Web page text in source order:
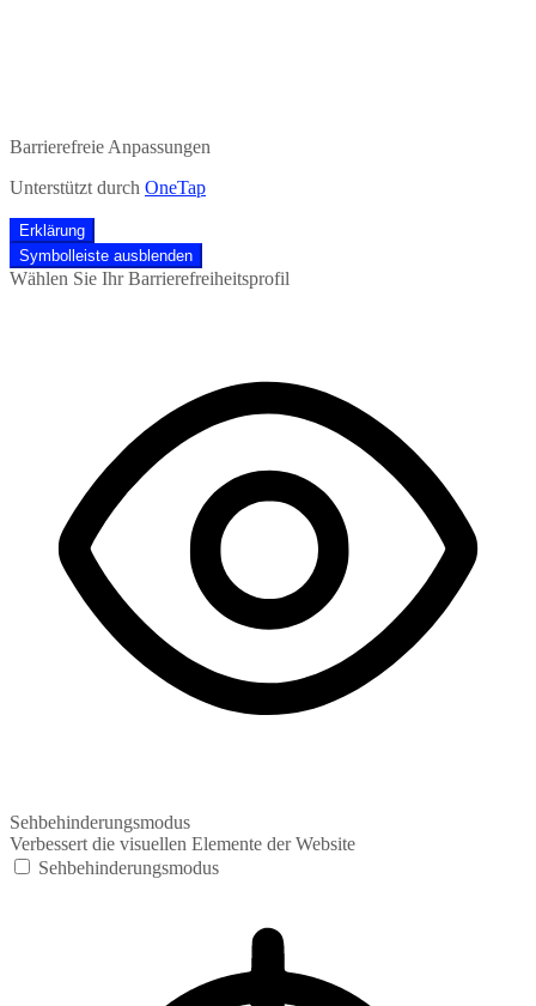
Barrierefreie Anpassungen
Unterstützt durch OneTap
Erklärung
Symbolleiste ausblenden
Wählen Sie Ihr Barrierefreiheitsprofil
Sehbehinderungsmodus
Verbessert die visuellen Elemente der Website
Sehbehinderungsmodus